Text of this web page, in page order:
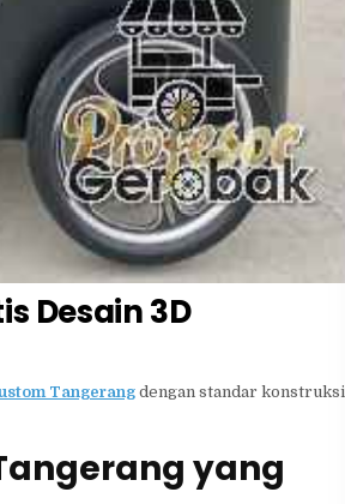
Desain 3D
Tangerangdengan standar konstruksi
yang